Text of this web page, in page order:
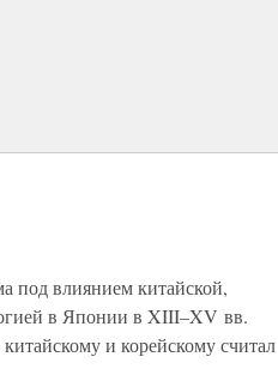
под влиянием китайской,
в Японии в XIII–XV вв.
и корейскому считал